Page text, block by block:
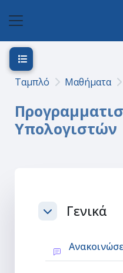
Ταμπλό Μαθήματα
Υπολογιστών
Άνοιγμα ευρετηρίου
Section
ΣύμπτυξηΓενικά